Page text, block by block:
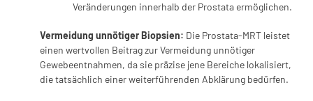
Veränderungen innerhalb der Prostata ermöglichen.
Vermeidung unnötiger Biopsien: Die Prostata-MRT leistet
einen wertvollen Beitrag zur Vermeidung unnötiger
Gewebeentnahmen, da sie präzise jene Bereiche lokalisiert,
die tatsächlich einer weiterführenden Abklärung bedürfen.